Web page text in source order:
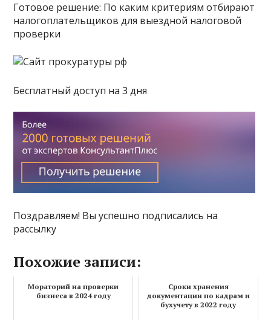
Готовое решение: По каким критериям отбирают
налогоплательщиков для выездной налоговой
проверки
Бесплатный доступ на 3 дня
Поздравляем! Вы успешно подписались на
рассылку
Похожие записи:
Мораторий на проверки
бизнеса в 2024 году
Сроки хранения
документации по кадрам и
бухучету в 2022 году